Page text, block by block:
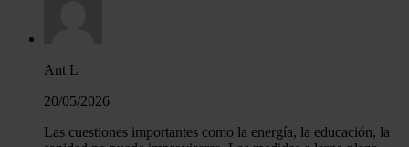
Ant L
20/05/2026
Las cuestiones importantes como la energía, la educación, la